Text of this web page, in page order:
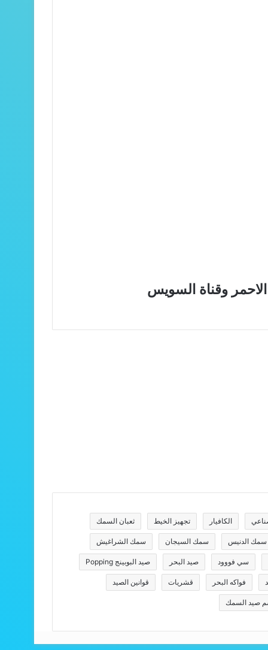
وقناة السويس
الكافيار تجهيز الخيط ثعبان السمك
سمك الدنيس سمك السيجان سمك الشراغيش
سي فووود صيد البحر صيد البوبينج Popping
فواكه البحر قشريات قوانين الصيد
صيد السمك